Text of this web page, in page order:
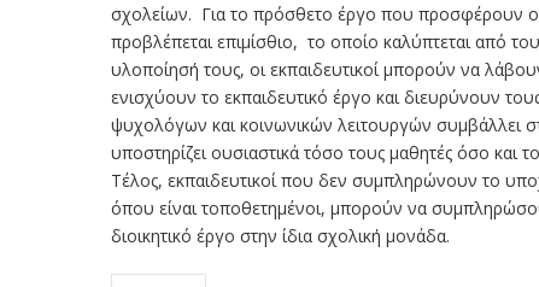
σχολείων. Για το πρόσθετο έργο που προσφέρουν οι
προβλέπεται επιμίσθιο, το οποίο καλύπτεται από
υλοποίησή τους, οι εκπαιδευτικοί μπορούν να
ενισχύουν το εκπαιδευτικό έργο και διευρύνουν
ψυχολόγων και κοινωνικών λειτουργών συμβάλλει
υποστηρίζει ουσιαστικά τόσο τους μαθητές όσο και
Τέλος, εκπαιδευτικοί που δεν συμπληρώνουν το
όπου είναι τοποθετημένοι, μπορούν να
διοικητικό έργο στην ίδια σχολική μονάδα.